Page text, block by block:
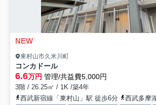
NEW
東村山市久米川町
コンカドール
6.6万円 管理/共益費5,000円
3階 / 26.25㎡ / 1K /築4年
西武新宿線「東村山」駅 徒歩6分
西武多摩湖線